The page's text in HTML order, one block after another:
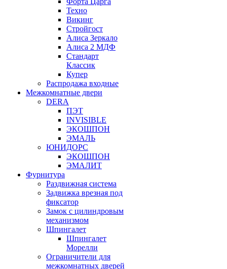
Техно
Викинг
Стройгост
Алиса Зеркало
Алиса 2 МДФ
Стандарт
Классик
Купер
Распродажа входные
Межкомнатные двери
DERA
ПЭТ
INVISIBLE
ЭКОШПОН
ЭМАЛЬ
ЮНИДОРС
ЭКОШПОН
ЭМАЛИТ
Фурнитура
Раздвижная система
Задвижка врезная под
фиксатор
Замок с цилиндровым
механизмом
Шпингалет
Шпингалет
Морелли
Ограничители для
межкомнатных дверей